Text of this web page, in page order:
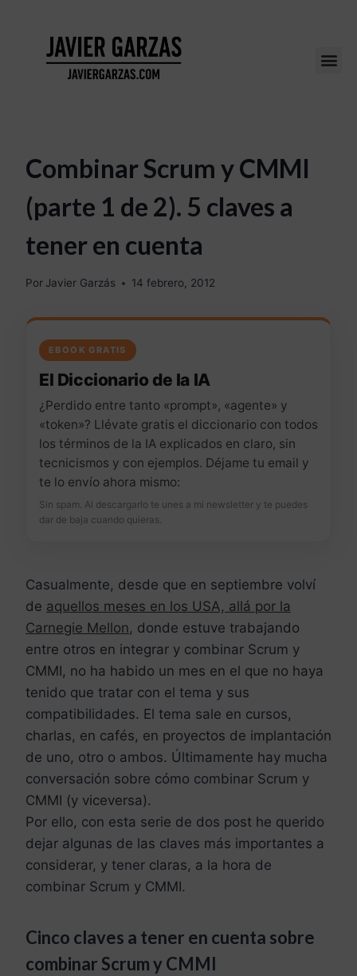
Combinar Scrum y CMMI
(parte 1 de 2). 5 claves a
tener en cuenta
Por Javier Garzás 14 febrero, 2012
EBOOK GRATIS
El Diccionario de la IA
¿Perdido entre tanto «prompt», «agente» y
«token»? Llévate gratis el diccionario con todos
los términos de la IA explicados en claro, sin
tecnicismos y con ejemplos. Déjame tu email y
te lo envío ahora mismo:
Sin spam. Al descargarlo te unes a mi newsletter y te puedes
dar de baja cuando quieras.
Casualmente, desde que en septiembre volví
de aquellos meses en los USA, allá por la
Carnegie Mellon, donde estuve trabajando
entre otros en integrar y combinar Scrum y
CMMI, no ha habido un mes en el que no haya
tenido que tratar con el tema y sus
compatibilidades. El tema sale en cursos,
charlas, en cafés, en proyectos de implantación
de uno, otro o ambos. Últimamente hay mucha
conversación sobre cómo combinar Scrum y
CMMI (y viceversa).
Por ello, con esta serie de dos post he querido
dejar algunas de las claves más importantes a
considerar, y tener claras, a la hora de
combinar Scrum y CMMI.
Cinco claves a tener en cuenta sobre
combinar Scrum y CMMI